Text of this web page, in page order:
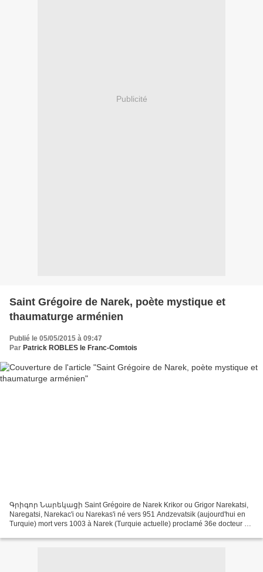
Publicité
Saint Grégoire de Narek, poète mystique et
thaumaturge arménien
Publié le 05/05/2015 à 09:47
Par Patrick ROBLES le Franc-Comtois
Գրիգոր Նարեկացի Saint Grégoire de Narek Krikor ou Grigor Narekatsi,
Naregatsi, Narekac'i ou Narekas'i né vers 951 Andzevatsik (aujourd'hui en
Turquie) mort vers 1003 à Narek (Turquie actuelle) proclamé 36e docteur de